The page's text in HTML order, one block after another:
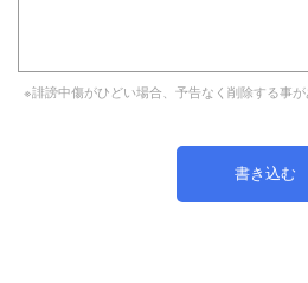
※誹謗中傷がひどい場合、予告なく削除する事が